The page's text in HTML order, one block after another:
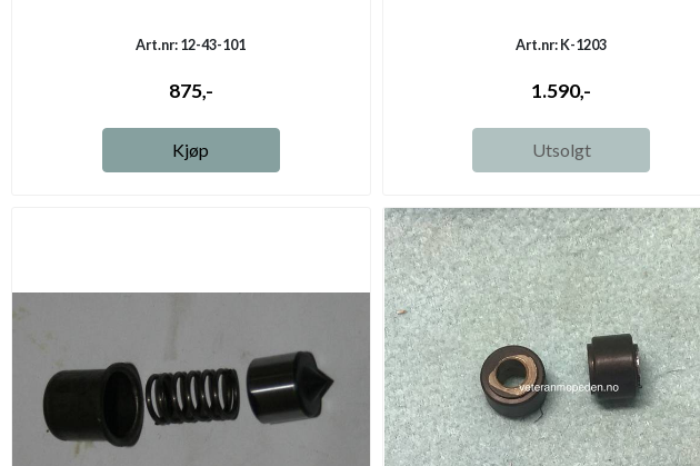
Art.nr: 12-43-101
875,-
Kjøp
Art.nr: K-1203
1.590,-
Utsolgt